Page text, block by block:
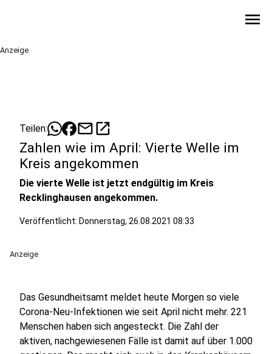
menu
Anzeige
Teilen: mailopen_in_new
Zahlen wie im April: Vierte Welle im
Kreis angekommen
Die vierte Welle ist jetzt endgültig im Kreis
Recklinghausen angekommen.
Veröffentlicht: Donnerstag, 26.08.2021 08:33
Anzeige
Das Gesundheitsamt meldet heute Morgen so viele
Corona-Neu-Infektionen wie seit April nicht mehr. 221
Menschen haben sich angesteckt. Die Zahl der
aktiven, nachgewiesenen Fälle ist damit auf über 1.000